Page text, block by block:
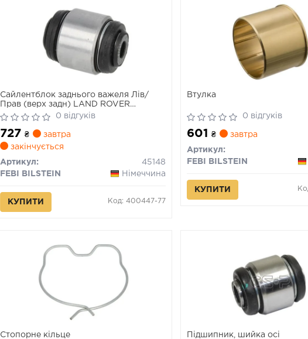
Сайлентблок заднього важеля Лів/
Прав (верх задн) LAND ROVER
DISCOVERY III, DISCOVERY IV, RANGE
ROVER SPORT I, RANGE ROVER SPORT
II 2.7D-5.0 07.04-03.22
0 відгуків
727 ₴
завтра
закінчується
Артикул:
45148
FEBI BILSTEIN
Німеччина
КУПИТИ Код: 400447-77
Втулка
0 відгуків
601₴ завтра
Артикул:
FEBI BILSTEIN
КУПИТИ
Стопорне кільце Підшипник, шийка осі